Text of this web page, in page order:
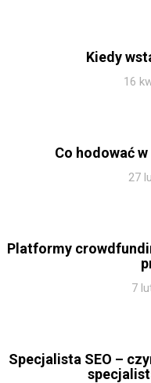
Kiedy
16
Co hodować
27
Platformy
7
Specjalista SEO –